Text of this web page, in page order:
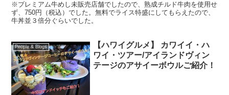
※プレミアム牛めし未販売店舗でしたので、熟成チルド牛肉を使用せ
ず、750円（税込）でした。無料でライス特盛にしてもらえたので、
牛丼並３倍分ぐらいでした。
People & Blogs
【ハワイグルメ】 カワイイ・ハ
ワイ・ツアー/アイランドヴィン
テージのアサイーボウルご紹介！